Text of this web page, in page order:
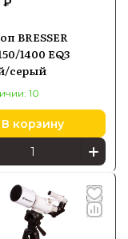
BRESSER
1400 EQ3
серый
10
В корзину